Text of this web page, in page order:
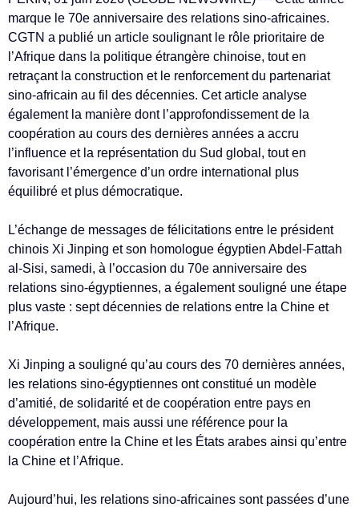
marque le 70e anniversaire des relations sino-africaines.
CGTN a publié un article soulignant le rôle prioritaire de
l’Afrique dans la politique étrangère chinoise, tout en
retraçant la construction et le renforcement du partenariat
sino-africain au fil des décennies. Cet article analyse
également la manière dont l’approfondissement de la
coopération au cours des dernières années a accru
l’influence et la représentation du Sud global, tout en
favorisant l’émergence d’un ordre international plus
équilibré et plus démocratique.
L’échange de messages de félicitations entre le président
chinois Xi Jinping et son homologue égyptien Abdel-Fattah
al-Sisi, samedi, à l’occasion du 70e anniversaire des
relations sino-égyptiennes, a également souligné une étape
plus vaste : sept décennies de relations entre la Chine et
l’Afrique.
Xi Jinping a souligné qu’au cours des 70 dernières années,
les relations sino-égyptiennes ont constitué un modèle
d’amitié, de solidarité et de coopération entre pays en
développement, mais aussi une référence pour la
coopération entre la Chine et les États arabes ainsi qu’entre
la Chine et l’Afrique.
Aujourd’hui, les relations sino-africaines sont passées d’une